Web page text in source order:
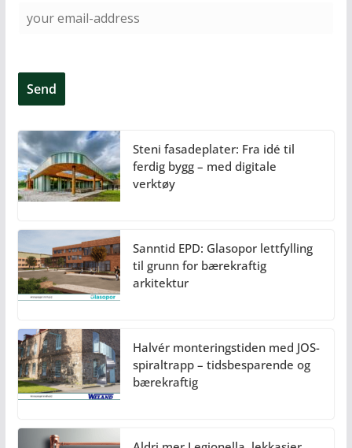
Steni fasadeplater: Fra idé til
ferdig bygg – med digitale
verktøy
Sanntid EPD: Glasopor lettfylling
til grunn for bærekraftig
arkitektur
Halvér monteringstiden med JOS-
spiraltrapp – tidsbesparende og
bærekraftig